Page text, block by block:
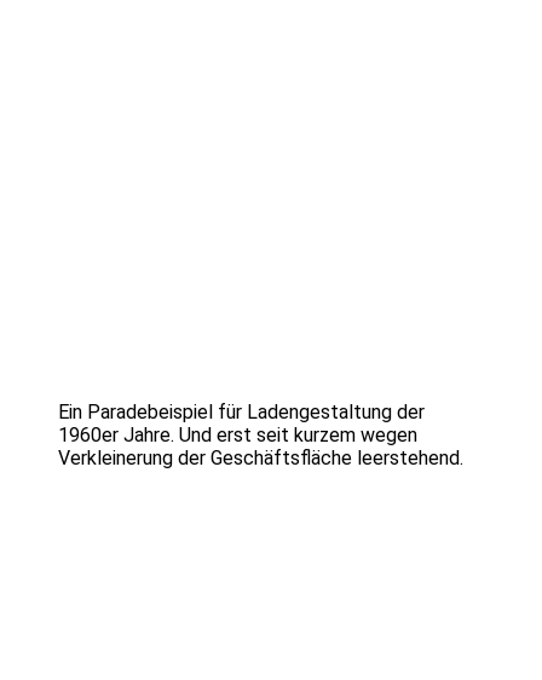
Ein Paradebeispiel für Ladengestaltung der
1960er Jahre. Und erst seit kurzem wegen
Verkleinerung der Geschäftsfläche leerstehend.